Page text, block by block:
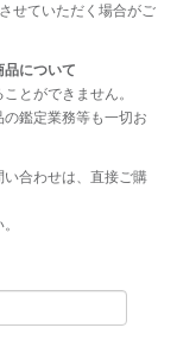
せていただく場合がご
について
とができません。
鑑定業務等も一切お
合わせは、直接ご購